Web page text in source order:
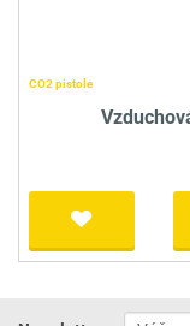
CO2 pistole